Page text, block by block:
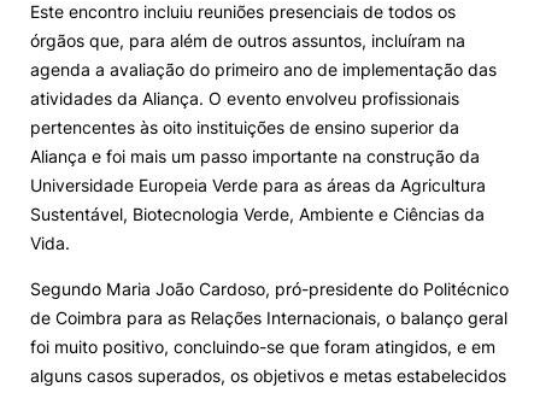
Projetos PRR
Magazine
Eventos
©2026 Instituto Politécnico de
Este encontro incluiu reuniões presenciais de todos os
órgãos que, para além de outros assuntos, incluíram na
agenda a avaliação do primeiro ano de implementação das
atividades da Aliança. O evento envolveu profissionais
pertencentes às oito instituições de ensino superior da
Aliança e foi mais um passo importante na construção da
Universidade Europeia Verde para as áreas da Agricultura
Sustentável, Biotecnologia Verde, Ambiente e Ciências da
Vida.
Segundo Maria João Cardoso, pró-presidente do Politécnico
de Coimbra para as Relações Internacionais, o balanço geral
foi muito positivo, concluindo-se que foram atingidos, e em
alguns casos superados, os objetivos e metas estabelecidos